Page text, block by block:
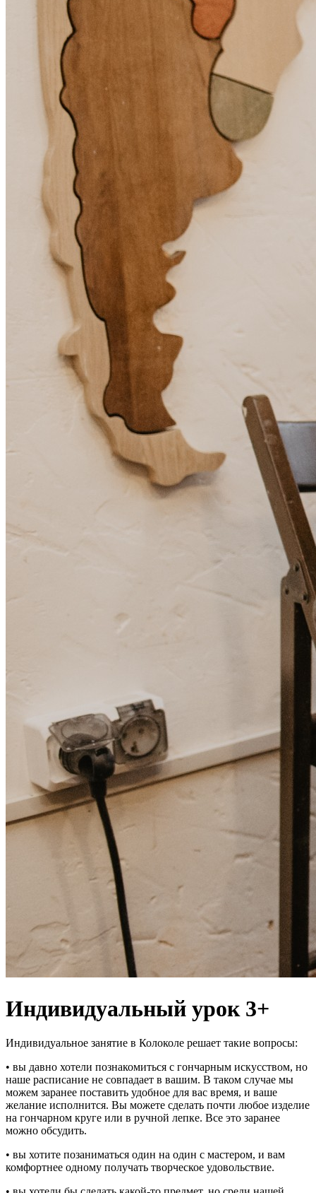
Индивидуальный урок 3+
Индивидуальное занятие в Колоколе решает такие вопросы:
• вы давно хотели познакомиться с гончарным искусством, но
наше расписание не совпадает в вашим. В таком случае мы
можем заранее поставить удобное для вас время, и ваше
желание исполнится. Вы можете сделать почти любое изделие
на гончарном круге или в ручной лепке. Все это заранее
можно обсудить.
• вы хотите позаниматься один на один с мастером, и вам
комфортнее одному получать творческое удовольствие.